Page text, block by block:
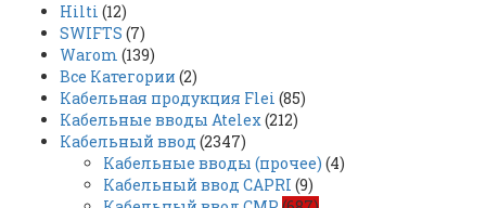
Hilti (12)
SWIFTS (7)
Warom (139)
Все Категории (2)
Кабельная продукция Flei (85)
Кабельные вводы Atelex(212)
Кабельный ввод (2347)
Кабельные вводы (прочее) (4)
Кабельный ввод CAPRI (9)